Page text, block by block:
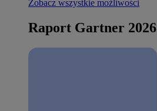
Zobacz wszystkie możliwości
Raport Gartner 2026